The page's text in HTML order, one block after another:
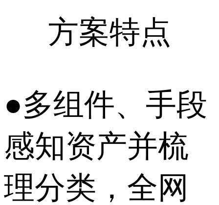
方案特点
●多组件、手段
感知资产并梳
理分类，全网